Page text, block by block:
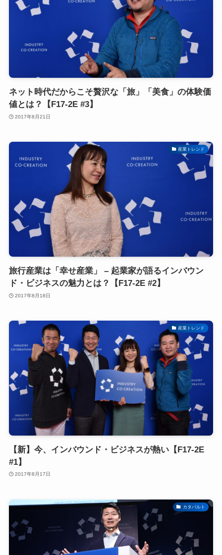
ネット時代だからこそ贅沢な「旅」「美食」の体験価
値とは？【F17-2E #3】
2017年8月21日
産業トレンド
旅行産業は「幸せ産業」 – 起業家が語るインバウン
ド・ビジネスの魅力とは？【F17-2E #2】
2017年8月18日
産業トレンド
【新】今、インバウンド・ビジネスが熱い【F17-2E
#1】
2017年8月17日
カタパルト